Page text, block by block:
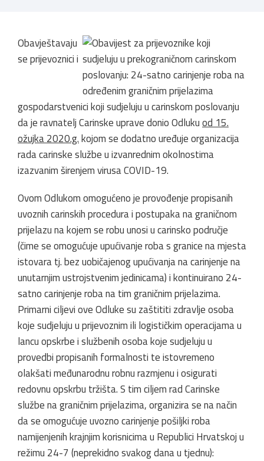
Obavještavaju
se prijevoznici i
gospodarstvenici koji sudjeluju u carinskom poslovanju
da je ravnatelj Carinske uprave donio Odlukuod 15.
ožujka 2020.g.kojom se dodatno uređuje organizacija
rada carinske službe u izvanrednim okolnostima
izazvanim širenjem virusa COVID-19.
Ovom Odlukom omogućeno je provođenje propisanih
uvoznih carinskih procedura i postupaka na graničnom
prijelazu na kojem se robu unosi u carinsko područje
(čime se omogućuje upućivanje roba s granice na mjesta
istovara tj. bez uobičajenog upućivanja na carinjenje na
unutarnjim ustrojstvenim jedinicama) i kontinuirano 24-
satno carinjenje roba na tim graničnim prijelazima.
Primarni ciljevi ove Odluke su zaštititi zdravlje osoba
koje sudjeluju u prijevoznim ili logističkim operacijama u
lancu opskrbe i službenih osoba koje sudjeluju u
provedbi propisanih formalnosti te istovremeno
olakšati međunarodnu robnu razmjenu i osigurati
redovnu opskrbu tržišta. S tim ciljem rad Carinske
službe na graničnim prijelazima, organizira se na način
da se omogućuje uvozno carinjenje pošiljki roba
namijenjenih krajnjim korisnicima u Republici Hrvatskoj u
režimu 24-7 (neprekidno svakog dana u tjednu):